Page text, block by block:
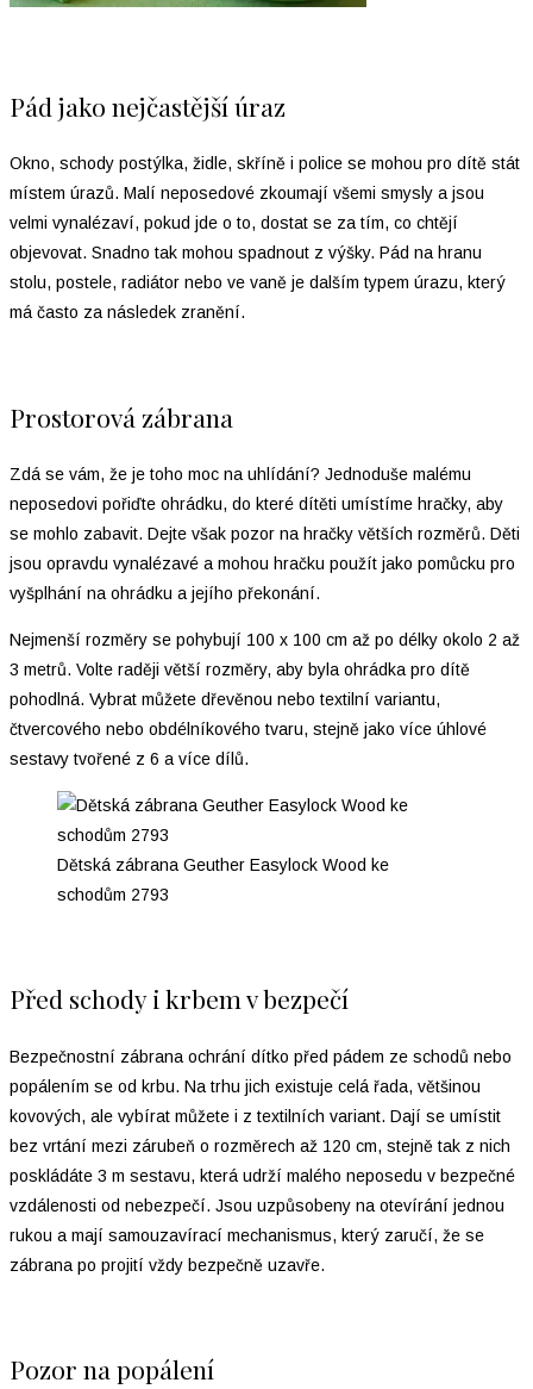
Pád jako nejčastější úraz
Okno, schody postýlka, židle, skříně i police se mohou pro dítě stát
místem úrazů. Malí neposedové zkoumají všemi smysly a jsou
velmi vynalézaví, pokud jde o to, dostat se za tím, co chtějí
objevovat. Snadno tak mohou spadnout z výšky. Pád na hranu
stolu, postele, radiátor nebo ve vaně je dalším typem úrazu, který
má často za následek zranění.
Prostorová zábrana
Zdá se vám, že je toho moc na uhlídání? Jednoduše malému
neposedovi pořiďte ohrádku, do které dítěti umístíme hračky, aby
se mohlo zabavit. Dejte však pozor na hračky větších rozměrů. Děti
jsou opravdu vynalézavé a mohou hračku použít jako pomůcku pro
vyšplhání na ohrádku a jejího překonání.
Nejmenší rozměry se pohybují 100 x 100 cm až po délky okolo 2 až
3 metrů. Volte raději větší rozměry, aby byla ohrádka pro dítě
pohodlná. Vybrat můžete dřevěnou nebo textilní variantu,
čtvercového nebo obdélníkového tvaru, stejně jako více úhlové
sestavy tvořené z 6 a více dílů.
Dětská zábrana Geuther Easylock Wood ke
schodům 2793
Před schody i krbem v bezpečí
Bezpečnostní zábrana ochrání dítko před pádem ze schodů nebo
popálením se od krbu. Na trhu jich existuje celá řada, většinou
kovových, ale vybírat můžete i z textilních variant. Dají se umístit
bez vrtání mezi zárubeň o rozměrech až 120 cm, stejně tak z nich
poskládáte 3 m sestavu, která udrží malého neposedu v bezpečné
vzdálenosti od nebezpečí. Jsou uzpůsobeny na otevírání jednou
rukou a mají samouzavírací mechanismus, který zaručí, že se
zábrana po projití vždy bezpečně uzavře.
Pozor na popálení